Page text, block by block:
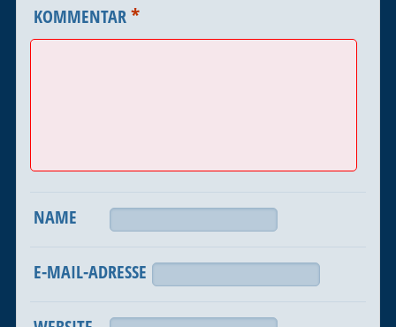
KOMMENTAR*
NAME
E-MAIL-ADRESSE